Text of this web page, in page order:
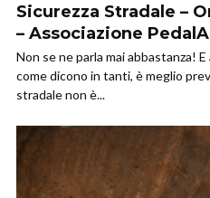
Sicurezza Stradale –
– Associazione
Non se ne parla mai abbastanza!
come dicono in tanti, è meglio
stradale non è...